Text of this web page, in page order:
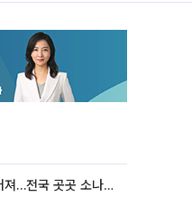
35도 안팎 무더위 이어져…전국 곳곳 소나기 [오늘 날씨]